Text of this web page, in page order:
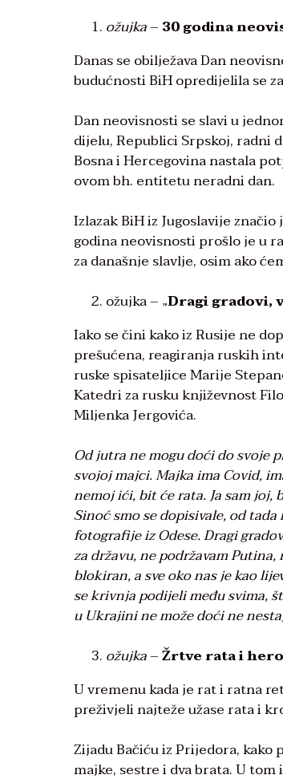
ožujka– 30 godina
Danas se obilježava Dan
budućnosti BiH opredijelila se
Dan neovisnosti se slavi u
dijelu, Republici Srpskoj, radni
Bosna i Hercegovina nastala
ovom bh. entitetu neradni dan.
Izlazak BiH iz Jugoslavije
godina neovisnosti prošlo je u
za današnje slavlje, osim ako
ožujka – „Dragi gradovi,
Iako se čini kako iz Rusije ne
prešućena, reagiranja ruskih
ruske spisateljice Marije
Katedri za rusku književnost
Miljenka Jergovića.
Od jutra ne mogu doći do svoje
svojoj majci. Majka ima Covid,
nemoj ići, bit će rata. Ja sam joj,
Sinoć smo se dopisivale, od
fotografije iz Odese. Dragi
za državu, ne podržavam
blokiran, a sve oko nas je kao
se krivnja podijeli među svima,
u Ukrajini ne može doći ne
ožujka–Žrtve rata i
U vremenu kada je rat i ratna
preživjeli najteže užase rata i
Zijadu Bačiću iz Prijedora, kako
majke, sestre i dva brata. U